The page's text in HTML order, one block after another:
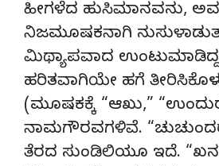
ಹೀಗಳೆದ ಹುಸಿಮಾನವನು,
ನಿಜಮೂಷಕನಾಗಿ
ಮಿಥ್ಯಾಪವಾದ
ಹರಿತವಾಗಿಯೇ ಹಗೆ
(ಮೂಷಕಕ್ಕೆ “ಆಖು,”
ನಾಮಗೌರವಗಳಿವೆ.
ತೆರದ ಸುಂಡಿಲಿಯೂ ಇದೆ.